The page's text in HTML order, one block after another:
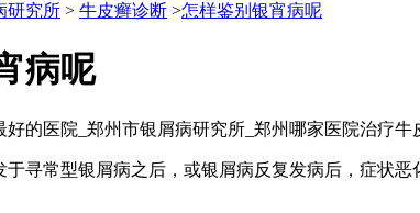
研究所 > 牛皮癣诊断 >怎样鉴别银宵病呢
病呢
的医院_郑州市银屑病研究所_郑州哪家医院治疗牛
常型银屑病之后，或银屑病反复发病后，症状恶